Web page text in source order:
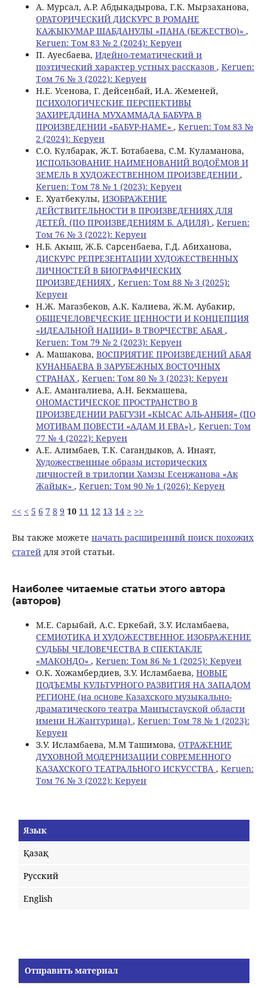
А. Мурсал, А.Р. Абдыкадырова, Г.К. Мырзаханова,
ОРАТОРИЧЕСКИЙ ДИСКУРС В РОМАНЕ
КАЖЫКУМАР ШАБДАНУЛЫ «ПАНА (БЕЖЕСТВО)» ,
Keruen: Том 83 № 2 (2024): Керуен
П. Ауесбаева, Идейно-тематический и
поэтический характер устных рассказов , Keruen:
Том 76 № 3 (2022): Керуен
Н.Е. Усенова, Г. Дeйсенбай, И.А. Жеменей,
ПСИХОЛОГИЧЕСКИЕ ПЕРСПЕКТИВЫ
ЗАХИРЕДДИНА МУХАММАДА БАБУРА В
ПРОИЗВЕДЕНИИ «БАБУР-НАМЕ» , Keruen: Том 83 №
2 (2024): Керуен
С.О. Кулбарак, Ж.Т. Ботабаева, С.М. Куламанова,
ИСПОЛЬЗОВАНИЕ НАИМЕНОВАНИЙ ВОДОЁМОВ И
ЗЕМЕЛЬ В ХУДОЖЕСТВЕННОМ ПРОИЗВЕДЕНИИ ,
Keruen: Том 78 № 1 (2023): Керуен
Е. Хуатбекулы, ИЗОБРАЖЕНИЕ
ДЕЙСТВИТЕЛЬНОСТИ В ПРОИЗВЕДЕНИЯХ ДЛЯ
ДЕТЕЙ. (ПО ПРОИЗВЕДЕНИЯМ Б. АДИЛЯ) , Keruen:
Том 76 № 3 (2022): Керуен
Н.Б. Акыш, Ж.Б. Сарсенбаева, Г.Д. Абиханова,
ДИСКУРС РЕПРЕЗЕНТАЦИИ ХУДОЖЕСТВЕННЫХ
ЛИЧНОСТЕЙ В БИОГРАФИЧЕСКИХ
ПРОИЗВЕДЕНИЯХ , Keruen: Том 88 № 3 (2025):
Керуен
Н.Ж. Магазбеков, А.К. Калиева, Ж.М. Аубакир,
ОБЩЕЧЕЛОВЕЧЕСКИЕ ЦЕННОСТИ И КОНЦЕПЦИЯ
«ИДЕАЛЬНОЙ НАЦИИ» В ТВОРЧЕСТВЕ АБАЯ ,
Keruen: Том 79 № 2 (2023): Керуен
A. Maшакова, ВОСПРИЯТИЕ ПРОИЗВЕДЕНИЙ АБАЯ
КУНАНБАЕВА В ЗАРУБЕЖНЫХ ВОСТОЧНЫХ
СТРАНАХ , Keruen: Том 80 № 3 (2023): Керуен
А.Е. Амангалиева, А.Н. Бекмашева,
ОНОМАСТИЧЕСКОЕ ПРОСТРАНСТВО В
ПРОИЗВЕДЕНИИ РАБГУЗИ «КЫСАС АЛЬ-АНБИЯ» (ПО
МОТИВАМ ПОВЕСТИ «АДАМ И ЕВА») , Keruen: Том
77 № 4 (2022): Керуен
А.Е. Алимбаев, Т.К. Сагандыков, А. Инаят,
Художественные образы исторических
личностей в трилогии Хамзы Есенжанова «Ак
Жайык» , Keruen: Том 90 № 1 (2026): Керуен
<< < 5 6 7 8 9 10 11 12 13 14 > >>
Вы также можете начать расширеннвй поиск похожих
статейдля этой статьи.
Наиболее читаемые статьи этого автора
(авторов)
M.E. Сарыбай, А.С. Еркебай, З.У. Исламбаева,
СЕМИОТИКА И ХУДОЖЕСТВЕННОЕ ИЗОБРАЖЕНИЕ
СУДЬБЫ ЧЕЛОВЕЧЕСТВА В СПЕКТАКЛЕ
«МАКОНДО» , Keruen: Том 86 № 1 (2025): Керуен
О.К. Хожамбердиев, З.У. Исламбаева, НОВЫЕ
ПОДЪЕМЫ КУЛЬТУРНОГО РАЗВИТИЯ НА ЗАПАДОМ
РЕГИОНЕ (на основе Казахского музыкально-
драматического театра Мангыстауской области
имени Н.Жантурина) , Keruen: Том 78 № 1 (2023):
Керуен
З.У. Исламбаева, М.M Ташимова, ОТРАЖЕНИЕ
ДУХОВНОЙ МОДЕРНИЗАЦИИ СОВРЕМЕННОГО
КАЗАХСКОГО ТЕАТРАЛЬНОГО ИСКУССТВА , Keruen:
Том 76 № 3 (2022): Керуен
Язык
Қазақ
Русский
English
Отправить материал